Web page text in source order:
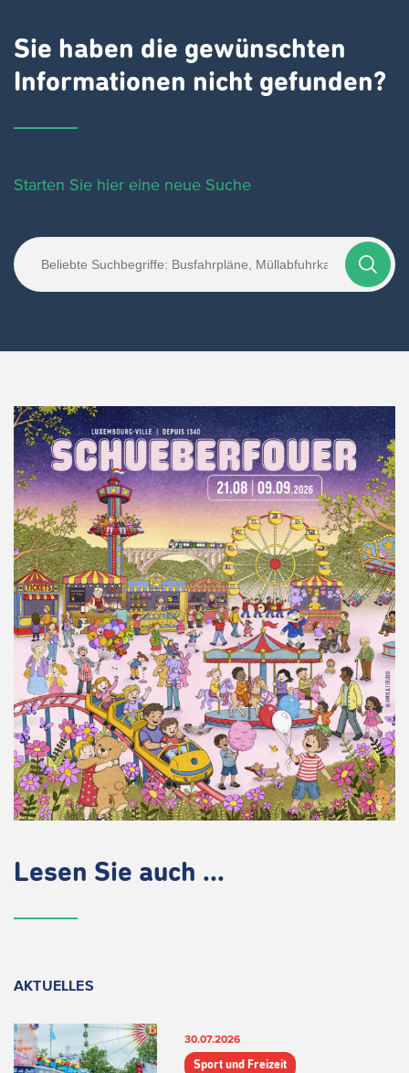
Sie haben die gewünschten
Informationen nicht gefunden?
Starten Sie hier eine neue Suche
Lesen Sie auch ...
AKTUELLES
30.07.2026
Sport und Freizeit